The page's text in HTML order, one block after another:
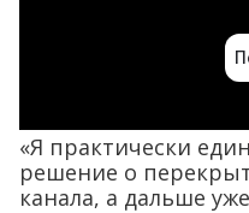
«Я практически
решение о
канала, а дальше